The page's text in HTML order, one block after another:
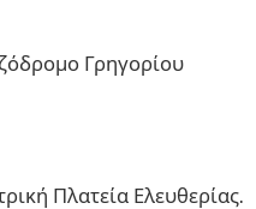
Γρηγορίου
Πλατεία Ελευθερίας.